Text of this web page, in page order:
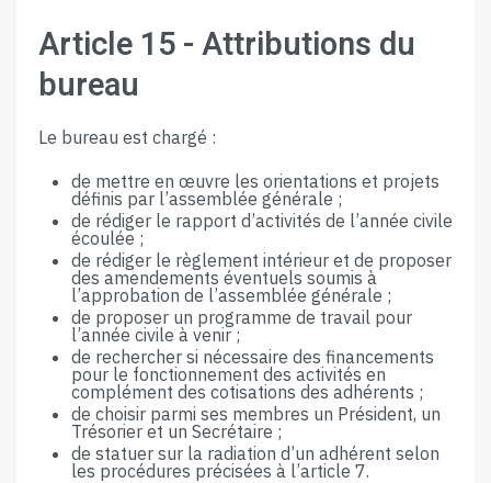
Article​ ​15​ ​-​ ​Attributions​ ​du​ ​
bureau
Le​ bureau ​est​ ​chargé​ ​:
de​ ​mettre​ ​en​ ​œuvre​ ​les​ ​orientations​ ​et​ ​projets​ ​
définis​ ​par​ ​l’assemblée​ ​générale​ ​;
de​ ​rédiger​ ​le​ ​rapport​ ​d’activités​ ​de​ ​l’année​ ​civile​
​écoulée​ ​;
de rédiger le règlement intérieur et de proposer
des amendements éventuels soumis à
l’approbation​ ​de​ ​l’assemblée​ ​générale​ ​;
de​ ​proposer​ ​un​ ​programme​ ​de​ ​travail​ ​pour​ ​
l’année​ ​civile​ ​à​ ​venir​ ​;
de rechercher si nécessaire des financements
pour le fonctionnement des activités en
complément​ ​des​ ​cotisations​ ​des​ ​adhérents​ ​;
de​ ​choisir​ ​parmi​ ​ses​ ​membres​ ​un​ ​Président,​ ​un​ ​
Trésorier​ ​et​ ​un​ ​Secrétaire​ ​;
de​ ​statuer​ ​sur​ ​la​ ​radiation​ ​d’un​ ​adhérent​ ​selon​ ​
les​ ​procédures​ ​précisées​ ​à​ ​l’article​ ​7.